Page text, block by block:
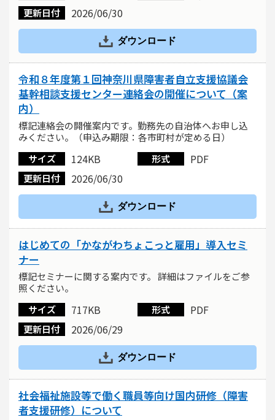
更新日付 2026/06/30
ダウンロード
令和８年度第１回神奈川県障害者自立支援協議会
基幹相談支援センター連絡会の開催について（案
内）
標記連絡会の開催案内です。勤務先の自治体へお申し込
みください。（申込み期限：各市町村が定める日）
サイズ
124KB 形式 PDF
更新日付 2026/06/30
ダウンロード
はじめての「かながわちょこっと雇用」導入セミ
ナー
標記セミナーに関する案内です。 詳細はファイルをご参
照ください。
サイズ
717KB 形式 PDF
更新日付 2026/06/29
ダウンロード
社会福祉施設等で働く職員等向け国内研修（障害
者支援研修）について